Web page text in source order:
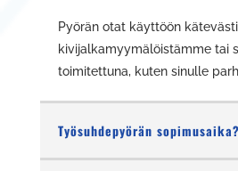
Pyörän otat käyttöön kätevästi
kivijalkamyymälöistämme tai
toimitettuna, kuten sinulle
Työsuhdepyörän sopimusaika?